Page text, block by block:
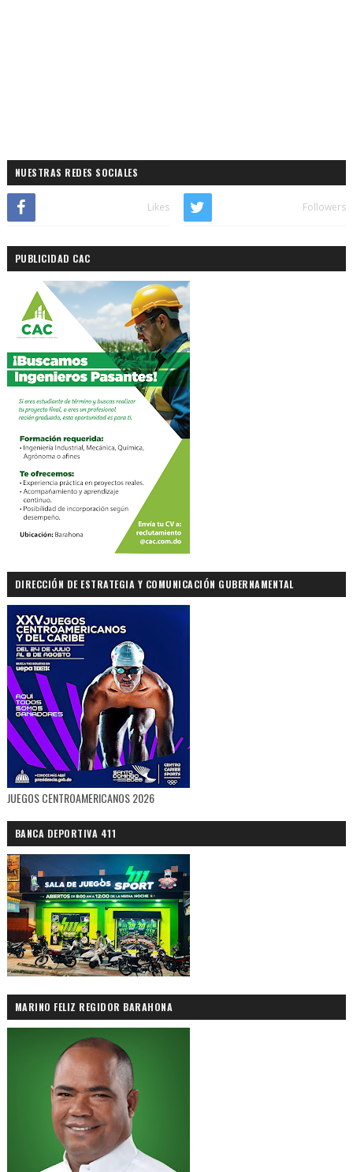
NUESTRAS REDES SOCIALES
Likes Followers
PUBLICIDAD CAC
DIRECCIÓN DE ESTRATEGIA Y COMUNICACIÓN GUBERNAMENTAL
JUEGOS CENTROAMERICANOS 2026
BANCA DEPORTIVA 411
MARINO FELIZ REGIDOR BARAHONA